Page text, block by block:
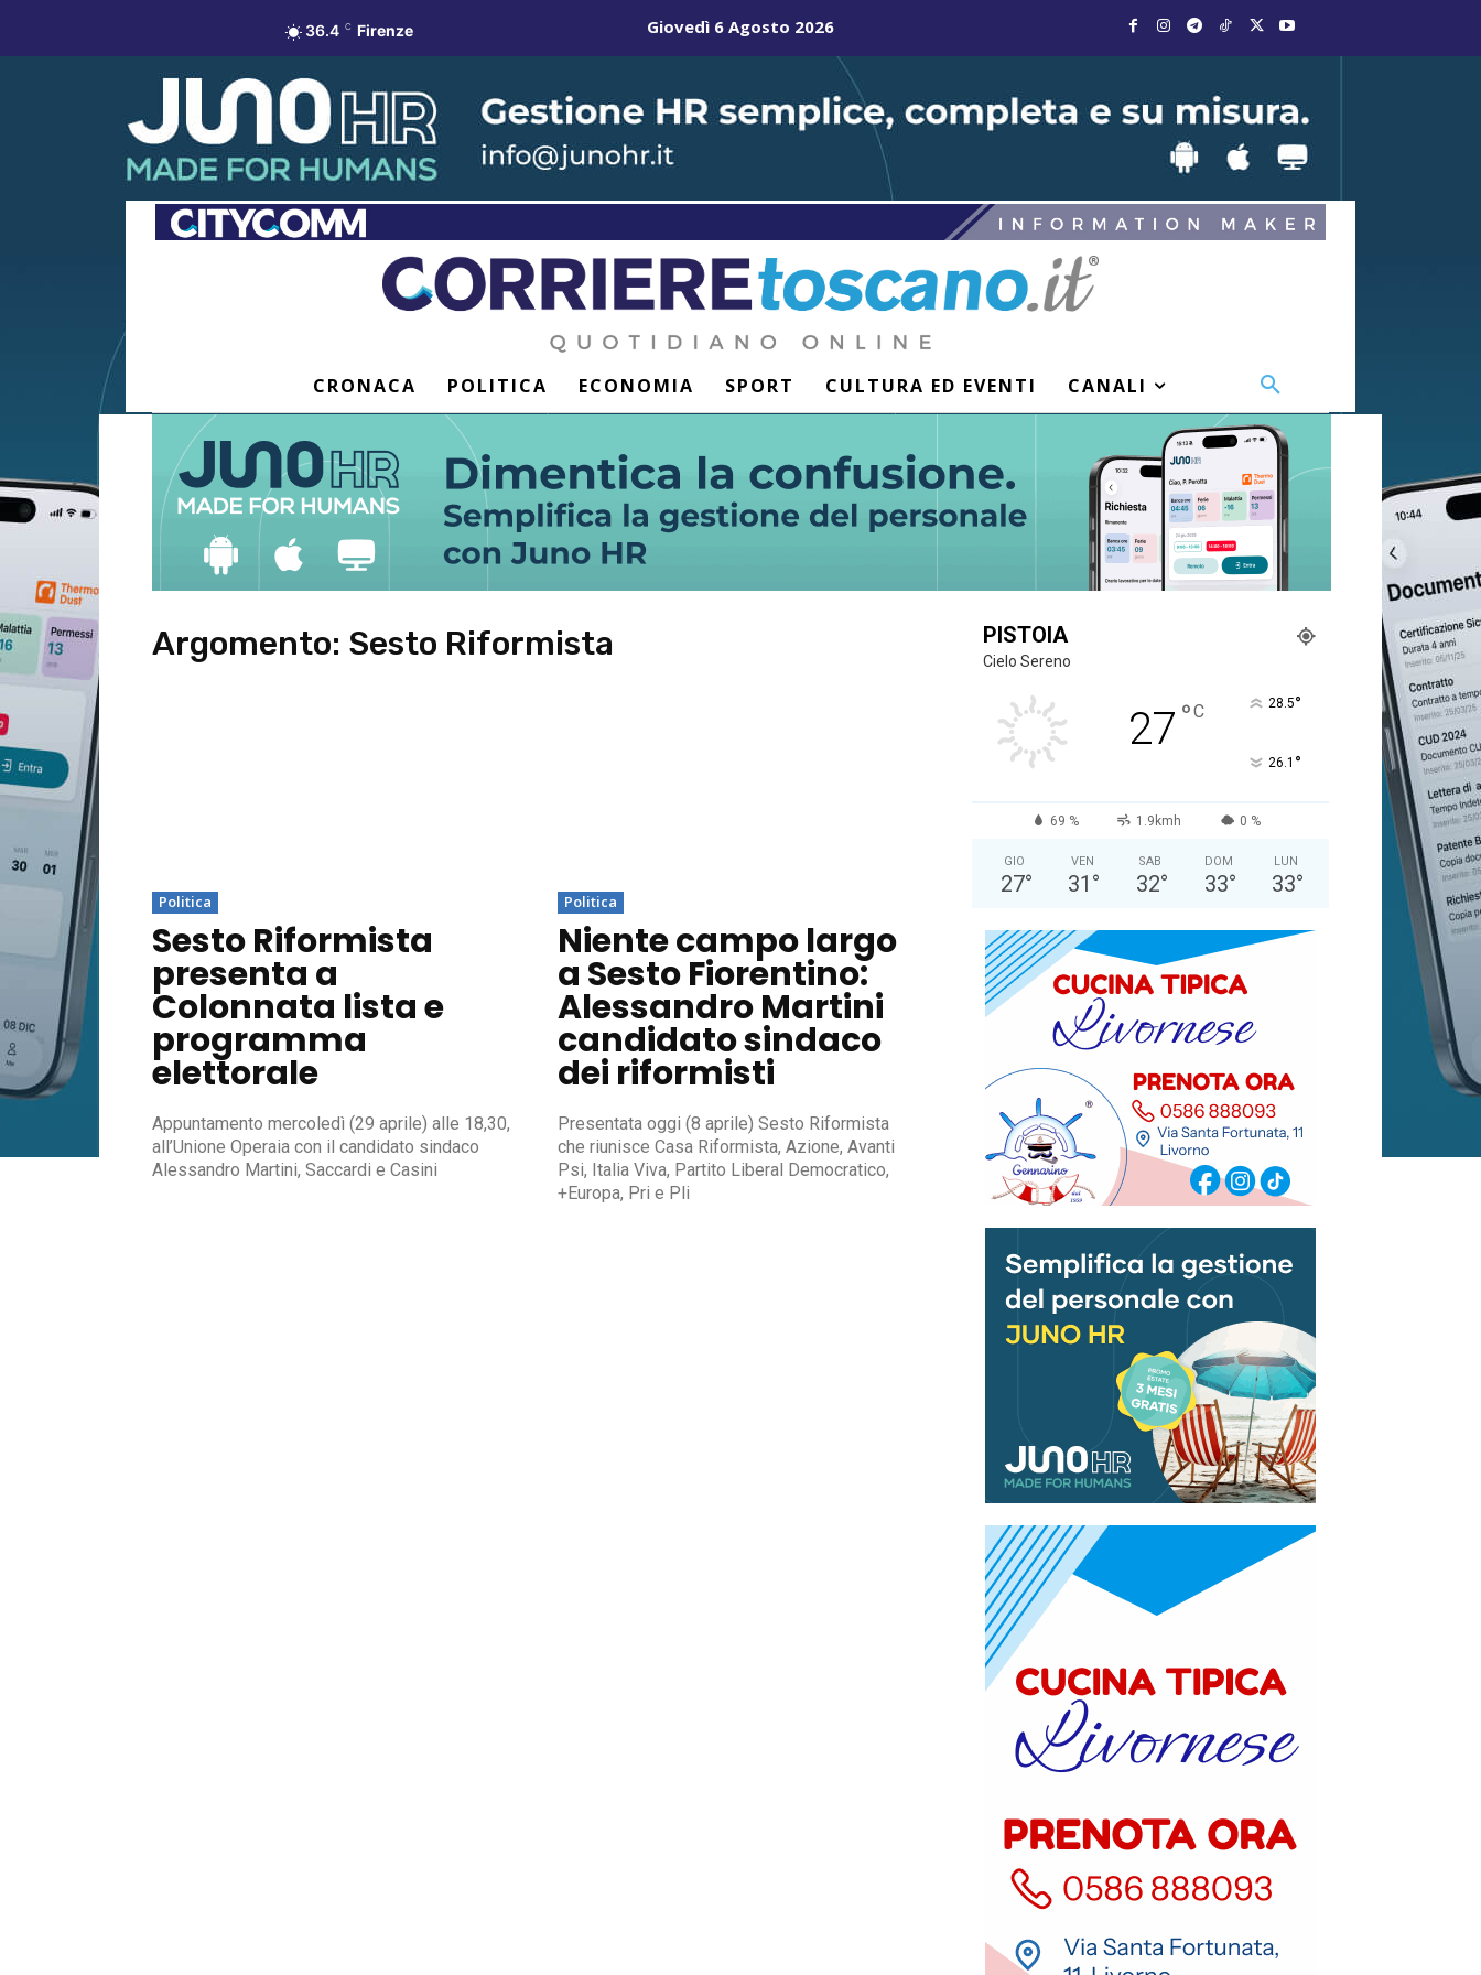
36.4 C Firenze Giovedì 6 Agosto 2026
CRONACA POLITICA ECONOMIA SPORT CULTURA ED EVENTI CANALI
Argomento: Sesto Riformista
Politica
Sesto Riformista
presenta a
Colonnata lista e
programma
elettorale
Appuntamento mercoledì (29 aprile) alle 18,30,
all’Unione Operaia con il candidato sindaco
Alessandro Martini, Saccardi e Casini
Politica
Niente campo largo
a Sesto Fiorentino:
Alessandro Martini
candidato sindaco
dei riformisti
Presentata oggi (8 aprile) Sesto Riformista
che riunisce Casa Riformista, Azione, Avanti
Psi, Italia Viva, Partito Liberal Democratico,
+Europa, Pri e Pli
PISTOIA
Cielo Sereno
27 °C 28.5°
26.1 °
69 % 1.9kmh 0 %
GIO
27°
VEN
31 °
SAB
32°
DOM
33°
LUN
33°